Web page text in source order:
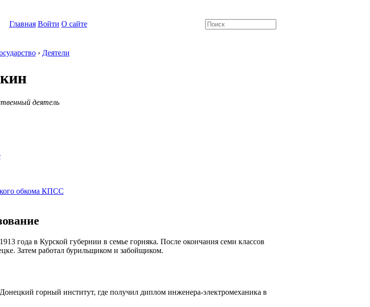
Главная Войти О сайте
› Деятели
деятель
обкома КПСС
года в Курской губернии в семье горняка. После окончания семи классов
Затем работал бурильщиком и забойщиком.
горный институт, где получил диплом инженера-электромеханика в